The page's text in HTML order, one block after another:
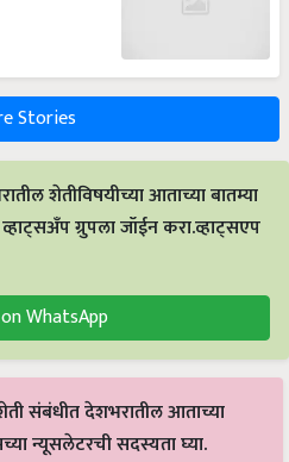
Stories
शेतीविषयीच्या आताच्या बातम्या
ग्रुपला जॉईन करा.व्हाट्सएप
WhatsApp
संबंधीत देशभरातील आताच्या
न्यूसलेटरची सदस्यता घ्या.